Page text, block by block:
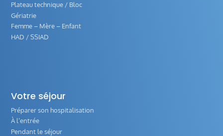
Plateau technique / Bloc
Gériatrie
Femme – Mère – Enfant
HAD / SSIAD
Votre séjour
Préparer son hospitalisation
À l’entrée
Pendant le séjour